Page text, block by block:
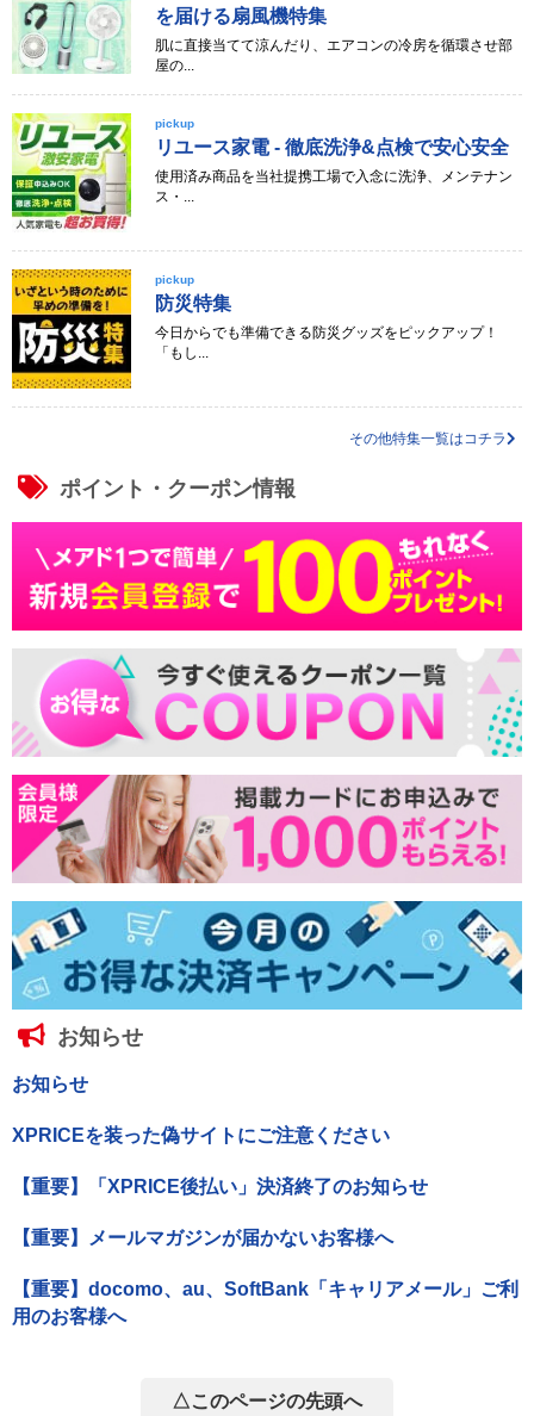
を届ける扇風機特集
肌に直接当てて涼んだり、エアコンの冷房を循環させ部
屋の...
pickup
リユース家電 - 徹底洗浄&点検で安心安全
使用済み商品を当社提携工場で入念に洗浄、メンテナン
ス・...
pickup
防災特集
今日からでも準備できる防災グッズをピックアップ！
「もし...
その他特集一覧はコチラ
ポイント・クーポン情報
お知らせ
お知らせ
XPRICEを装った偽サイトにご注意ください
【重要】「XPRICE後払い」決済終了のお知らせ
【重要】メールマガジンが届かないお客様へ
【重要】docomo、au、SoftBank「キャリアメール」ご利
用のお客様へ
△このページの先頭へ